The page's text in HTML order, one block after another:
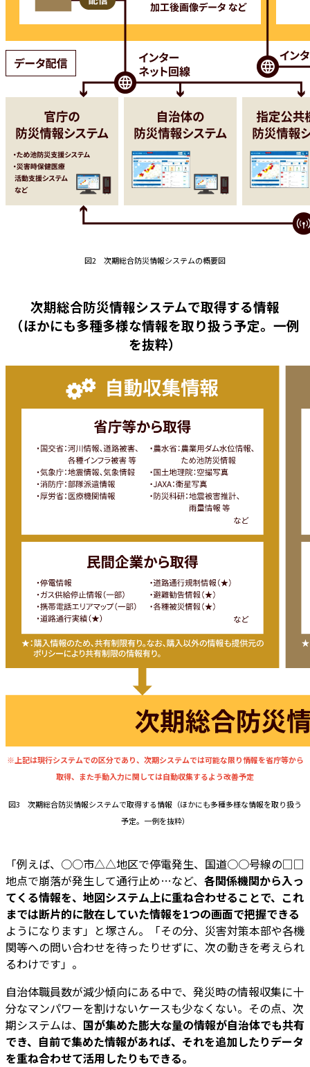
図2 次期総合防災情報システムの概要図
次期総合防災情報システムで取得する情報
（ほかにも多種多様な情報を取り扱う予定。一例
を抜粋）
※上記は現行システムでの区分であり、次期システムでは可能な限り情報を省庁等から
取得、また手動入力に関しては自動収集するよう改善予定
図3 次期総合防災情報システムで取得する情報（ほかにも多種多様な情報を取り扱う
予定。一例を抜粋）
「例えば、○○市△△地区で停電発生、国道○○号線の□□
地点で崩落が発生して通行止め…など、 各関係機関から入っ
てくる情報を、地図システム上に重ね合わせることで、これ
までは断片的に散在していた情報を1つの画面で把握できる
ようになります」と塚さん。「その分、災害対策本部や各機
関等への問い合わせを待ったりせずに、次の動きを考えられ
るわけです」。
自治体職員数が減少傾向にある中で、発災時の情報収集に十
分なマンパワーを割けないケースも少なくない。その点、次
期システムは、 国が集めた膨大な量の情報が自治体でも共有
でき、自前で集めた情報があれば、それを追加したりデータ
を重ね合わせて活用したりもできる。